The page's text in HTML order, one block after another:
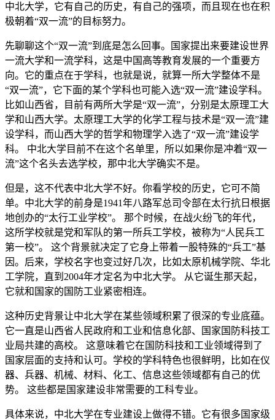
中北大学，它有自己的历史，有自己的强项，而且现在也在积
极朝着“双一流”的目标努力。
先聊聊这个“双一流”到底是怎么回事。国家提出来要建设世界
一流大学和一流学科，这是中国高等教育发展的一个重要方
向。它的重点在于学科，也就是说，就算一所大学整体不是
“双一流”，它下面的某个学科也可能入选“双一流”建设学科。
比如山西省，目前有两所大学是“双一流”，分别是太原理工大
学和山西大学。太原理工大学的化学工程与技术是“双一流”建
设学科，而山西大学的哲学和物理学入选了“双一流”建设学
科。 中北大学目前不在这个名单里，所以如果你是冲着“双一
流”这个名头去选学校，那中北大学确实不是。
但是，这不代表中北大学不好。你看学校的历史，它可不简
单。中北大学的前身是1941年八路军总司令部在太行抗日根据
地创办的“太行工业学校”。 那个时候，在战火纷飞的年代，
这所学校就是党和军队的第一所兵工学校，被称为“人民兵工
第一校”。 这个背景就决定了它身上带着一股特殊的“兵工”基
因。后来，学校名字也变过好几次，比如太原机械学院、华北
工学院，直到2004年才定名为中北大学。 从它诞生那天起，
它就和国家的国防工业紧密相连。
这种历史背景让中北大学在某些领域积累了很深的专业底蕴。
它一直是山西省人民政府和工业和信息化部、国家国防科技工
业局共建的高校。 这意味着它在国防科技和工业领域得到了
国家层面的支持和认可。学校的学科特色也很鲜明，比如在仪
器、兵器、机械、材料、化工、信息这些领域都有自己的优
势。 这些都是国家建设非常需要的工科专业。
具体来说，中北大学在专业建设上做得不错。它有很多国家级